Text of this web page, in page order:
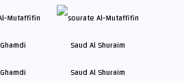
Saud Al Shuraim